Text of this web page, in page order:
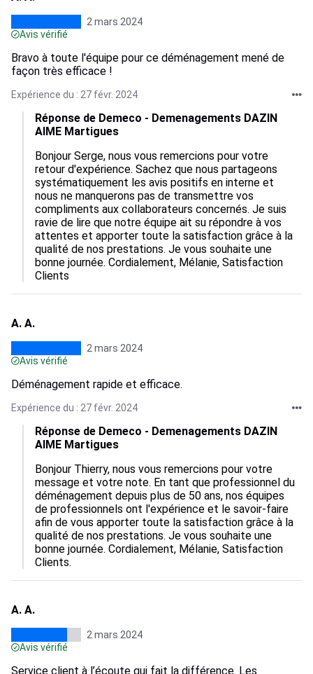
2 mars 2024
Avis vérifié
Bravo à toute l'équipe pour ce déménagement mené de
façon très efficace !
Expérience du : 27 févr. 2024
Réponse de Demeco - Demenagements DAZIN
AIME Martigues
Bonjour Serge, nous vous remercions pour votre
retour d'expérience. Sachez que nous partageons
systématiquement les avis positifs en interne et
nous ne manquerons pas de transmettre vos
compliments aux collaborateurs concernés. Je suis
ravie de lire que notre équipe ait su répondre à vos
attentes et apporter toute la satisfaction grâce à la
qualité de nos prestations. Je vous souhaite une
bonne journée. Cordialement, Mélanie, Satisfaction
Clients
A. A.
2 mars 2024
Avis vérifié
Déménagement rapide et efficace.
Expérience du : 27 févr. 2024
Réponse de Demeco - Demenagements DAZIN
AIME Martigues
Bonjour Thierry, nous vous remercions pour votre
message et votre note. En tant que professionnel du
déménagement depuis plus de 50 ans, nos équipes
de professionnels ont l'expérience et le savoir-faire
afin de vous apporter toute la satisfaction grâce à la
qualité de nos prestations. Je vous souhaite une
bonne journée. Cordialement, Mélanie, Satisfaction
Clients.
A. A.
2 mars 2024
Avis vérifié
Service client à l’écoute qui fait la différence. Les